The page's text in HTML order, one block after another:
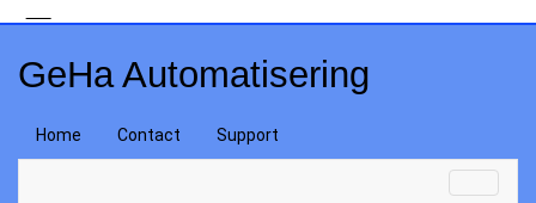
GeHa Automatisering
Home Contact Support